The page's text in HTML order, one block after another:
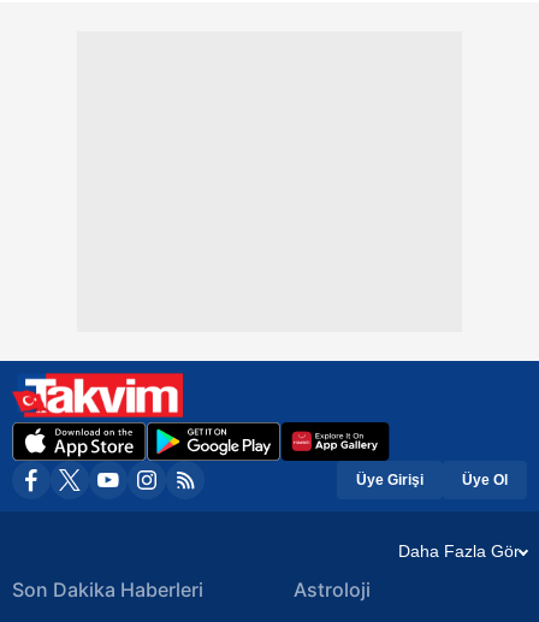
Üye Girişi Üye Ol
Daha Fazla Gör
Son Dakika Haberleri Astroloji